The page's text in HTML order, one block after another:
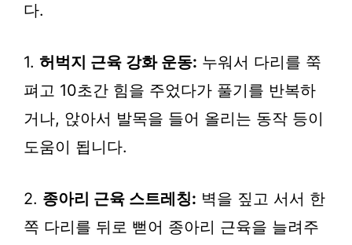
다.
1. 허벅지 근육 강화 운동: 누워서 다리를 쭉
펴고 10초간 힘을 주었다가 풀기를 반복하
거나, 앉아서 발목을 들어 올리는 동작 등이
도움이 됩니다.
2. 종아리 근육 스트레칭: 벽을 짚고 서서 한
쪽 다리를 뒤로 뻗어 종아리 근육을 늘려주